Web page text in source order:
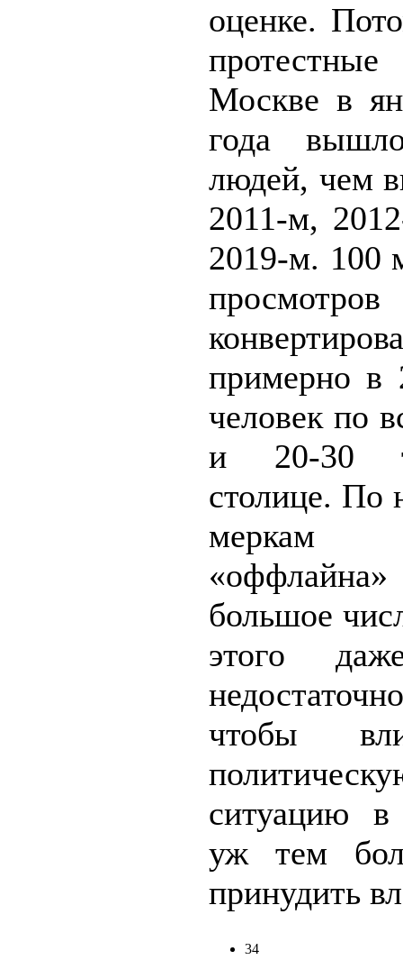
оценке.
Москве в
года
людей, чем
2011-м,
2019-м. 100
примерно в
человек по
и 20-30
столице.
большое
этого
чтобы
ситуацию
уж тем
принудить
34